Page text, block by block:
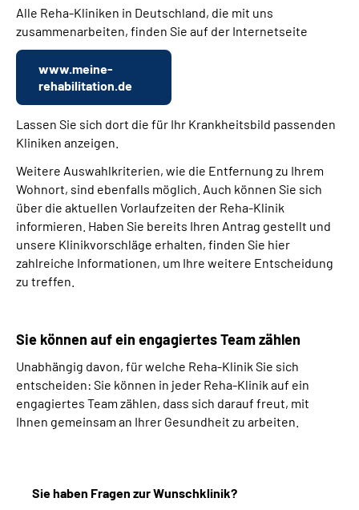
Alle Reha-Kliniken in Deutschland, die mit uns
zusammenarbeiten, finden Sie auf der Internetseite
www.meine-
rehabilitation.de
Lassen Sie sich dort die für Ihr Krankheitsbild passenden
Kliniken anzeigen.
Weitere Auswahlkriterien, wie die Entfernung zu Ihrem
Wohnort, sind ebenfalls möglich. Auch können Sie sich
über die aktuellen Vorlaufzeiten der Reha-Klinik
informieren. Haben Sie bereits Ihren Antrag gestellt und
unsere Klinikvorschläge erhalten, finden Sie hier
zahlreiche Informationen, um Ihre weitere Entscheidung
zu treffen.
Sie können auf ein engagiertes Team zählen
Unabhängig davon, für welche Reha-Klinik Sie sich
entscheiden: Sie können in jeder Reha-Klinik auf ein
engagiertes Team zählen, dass sich darauf freut, mit
Ihnen gemeinsam an Ihrer Gesundheit zu arbeiten.
Sie haben Fragen zur Wunschklinik?